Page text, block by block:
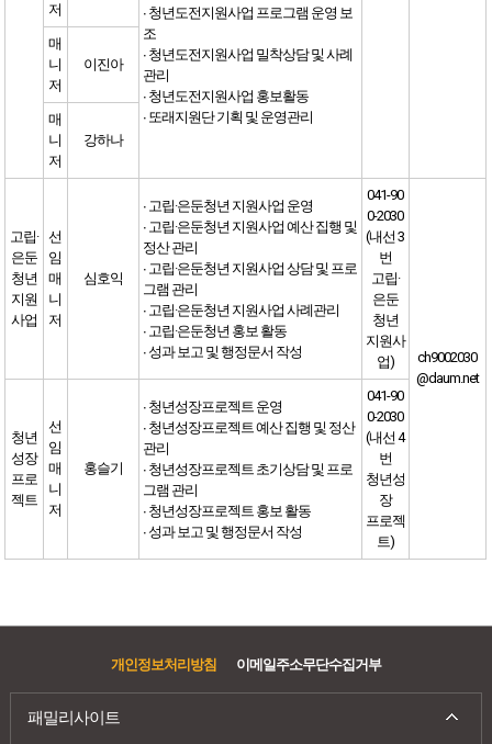
저
∙ 청년도전지원사업 프로그램 운영 보
조
∙ 청년도전지원사업 밀착상담 및 사례
관리
∙ 청년도전지원사업 홍보활동
∙ 또래지원단 기획 및 운영관리
매
니
저
이진아
매
니
저
강하나
고립·
은둔
청년
지원
사업
선
임
매
니
저
심호익
∙ 고립·은둔청년 지원사업 운영
∙ 고립·은둔청년 지원사업 예산 집행 및
정산 관리
∙ 고립·은둔청년 지원사업 상담 및 프로
그램 관리
∙ 고립·은둔청년 지원사업 사례관리
∙ 고립·은둔청년 홍보 활동
∙ 성과 보고 및 행정문서 작성
041-90
0-2030
(내선 3
번
고립·
은둔
청년
지원사
업)
ch9002030
@daum.net
청년
성장
프로
젝트
선
임
매
니
저
홍슬기
∙ 청년성장프로젝트 운영
∙ 청년성장프로젝트 예산 집행 및 정산
관리
∙ 청년성장프로젝트 초기상담 및 프로
그램 관리
∙ 청년성장프로젝트 홍보 활동
∙ 성과 보고 및 행정문서 작성
041-90
0-2030
(내선 4
번
청년성
장
프로젝
트)
개인정보처리방침 이메일주소무단수집거부
패밀리사이트